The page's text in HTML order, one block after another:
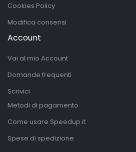
Cookies Policy
Modifica consensi
Account
Vai al mio Account
Domande frequenti
Scrivici
Metodi di pagamento
Come usare Speedup.it
Spese di spedizione